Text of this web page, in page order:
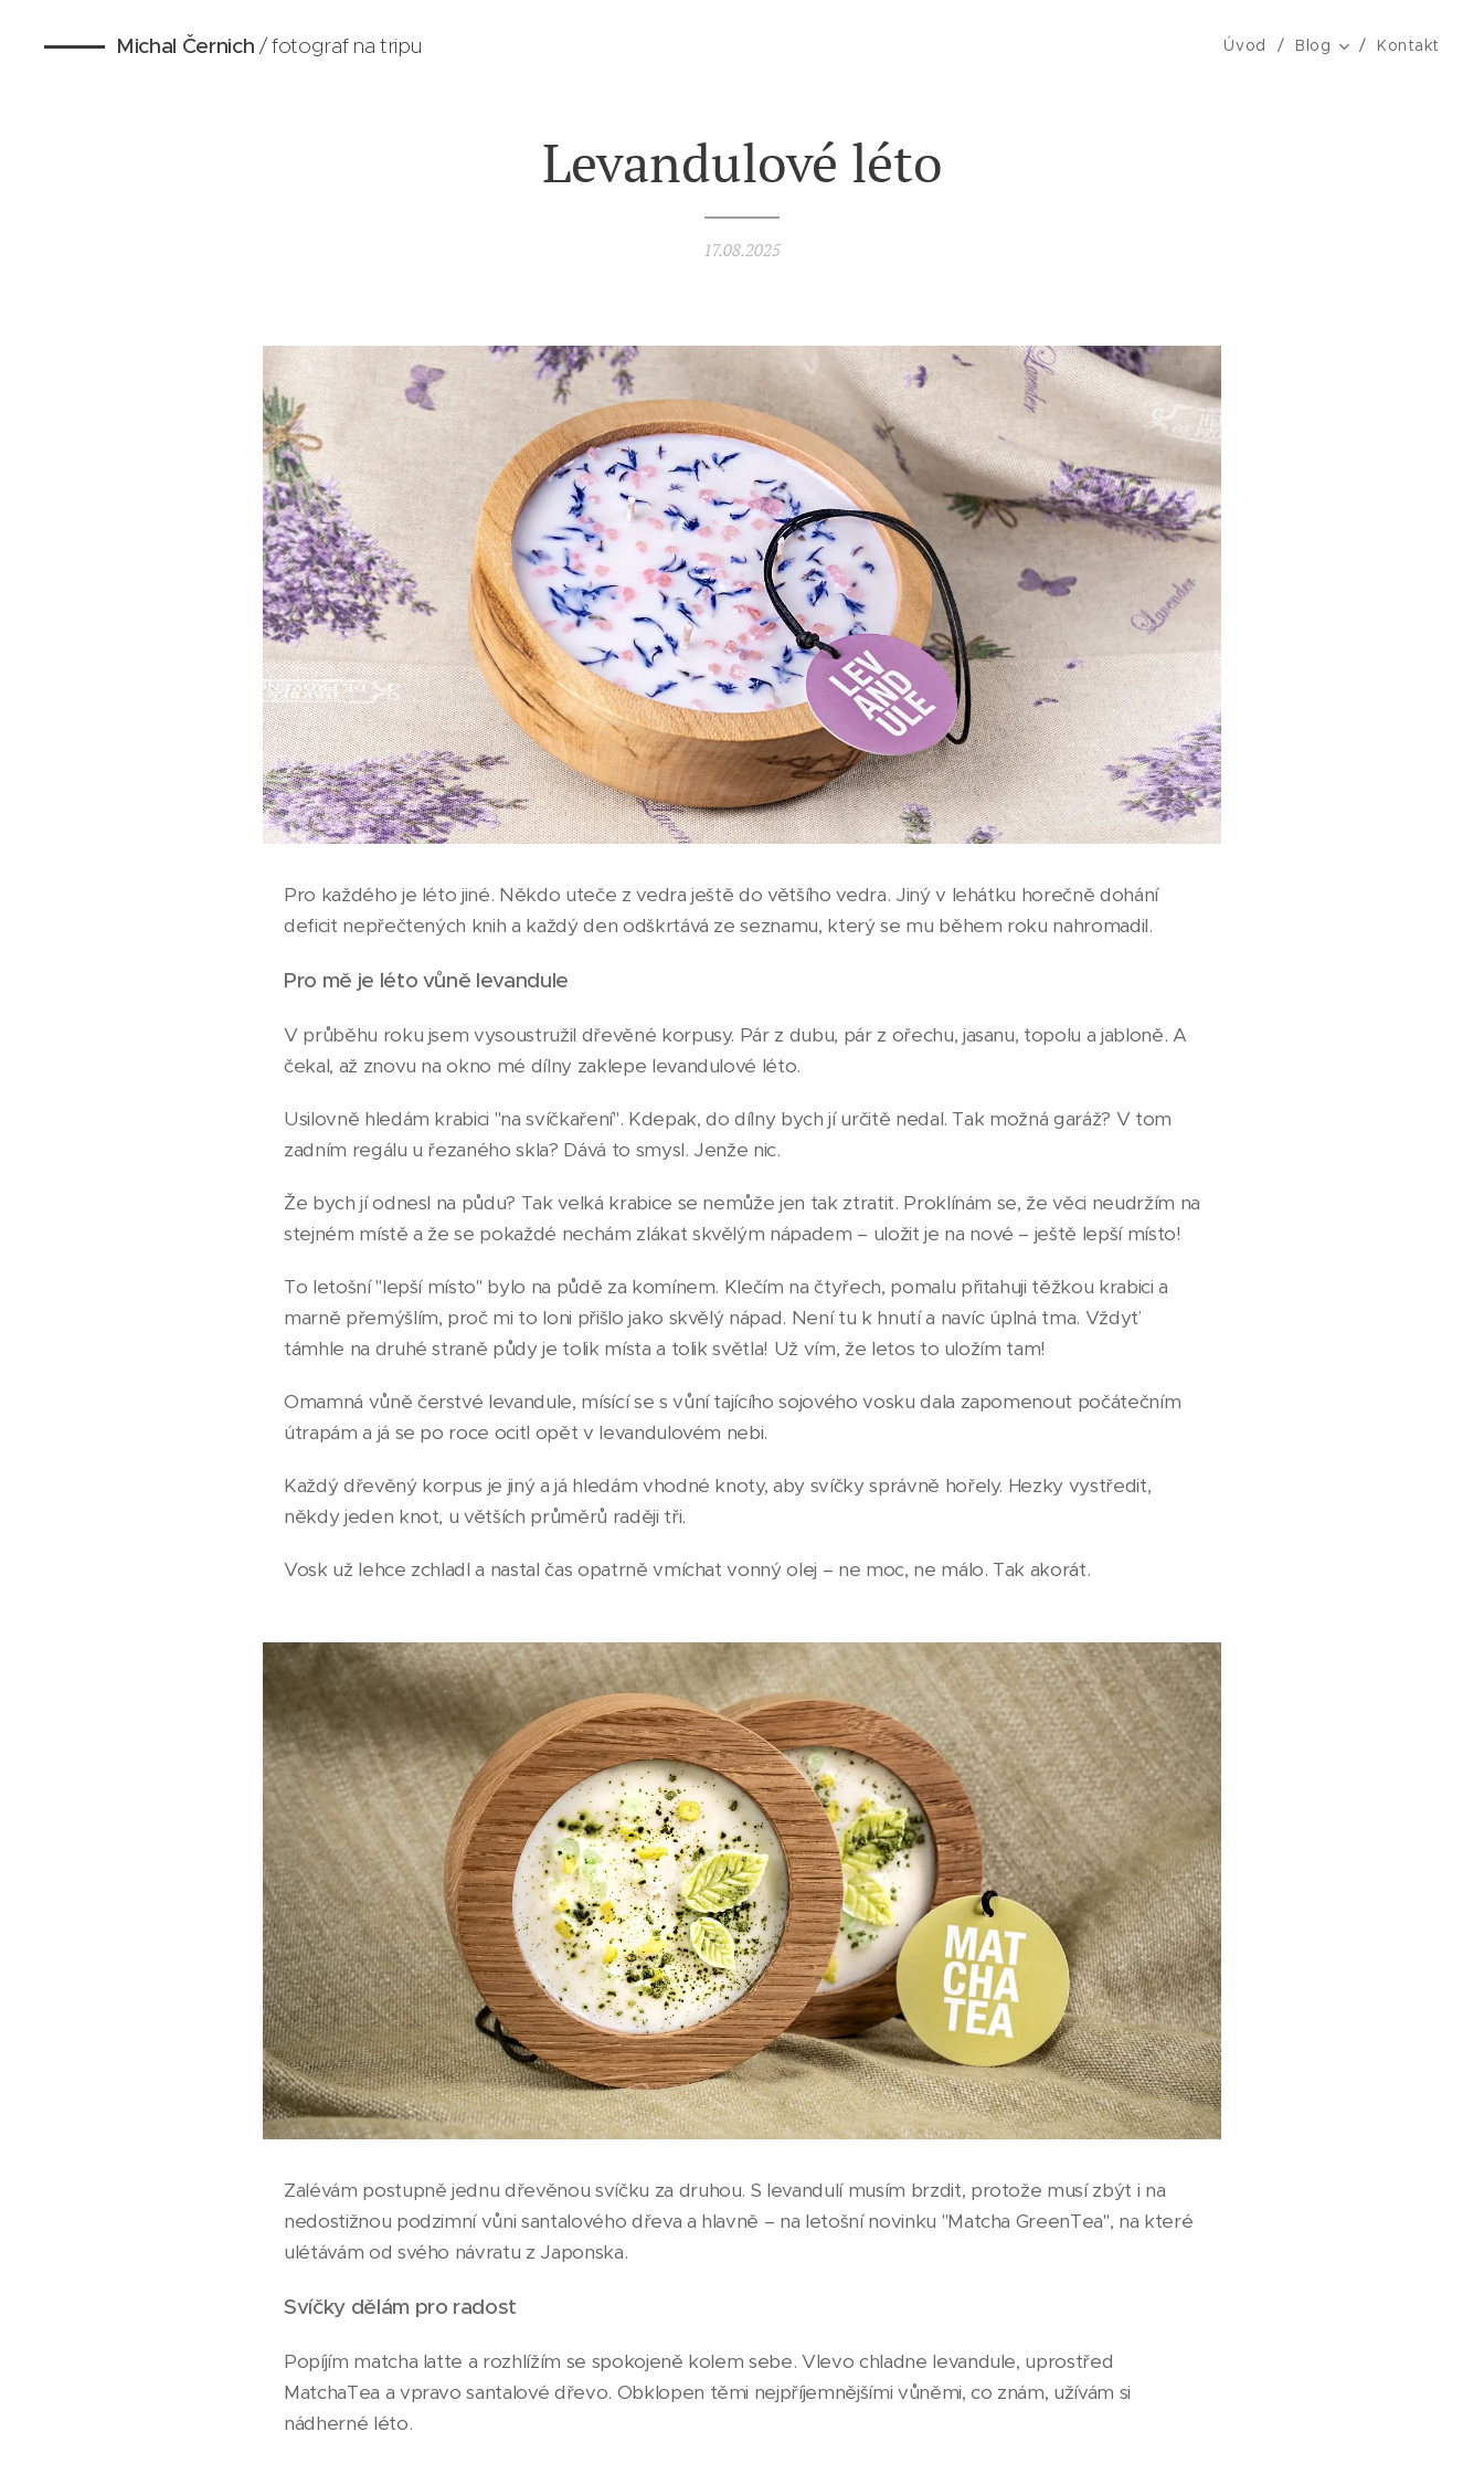
Michal Černich / fotograf na tripu Úvod Blog Kontakt
Levandulové léto
17.08.2025
Pro každého je léto jiné. Někdo uteče z vedra ještě do většího vedra. Jiný v lehátku horečně dohání
deficit nepřečtených knih a každý den odškrtává ze seznamu, který se mu během roku nahromadil.
Pro mě je léto vůně levandule
V průběhu roku jsem vysoustružil dřevěné korpusy. Pár z dubu, pár z ořechu, jasanu, topolu a jabloně. A
čekal, až znovu na okno mé dílny zaklepe levandulové léto.
Usilovně hledám krabici "na svíčkaření". Kdepak, do dílny bych jí určitě nedal. Tak možná garáž? V tom
zadním regálu u řezaného skla? Dává to smysl. Jenže nic.
Že bych jí odnesl na půdu? Tak velká krabice se nemůže jen tak ztratit. Proklínám se, že věci neudržím na
stejném místě a že se pokaždé nechám zlákat skvělým nápadem – uložit je na nové – ještě lepší místo!
To letošní "lepší místo" bylo na půdě za komínem. Klečím na čtyřech, pomalu přitahuji těžkou krabici a
marně přemýšlím, proč mi to loni přišlo jako skvělý nápad. Není tu k hnutí a navíc úplná tma. Vždyť
támhle na druhé straně půdy je tolik místa a tolik světla! Už vím, že letos to uložím tam!
Omamná vůně čerstvé levandule, mísící se s vůní tajícího sojového vosku dala zapomenout počátečním
útrapám a já se po roce ocitl opět v levandulovém nebi.
Každý dřevěný korpus je jiný a já hledám vhodné knoty, aby svíčky správně hořely. Hezky vystředit,
někdy jeden knot, u větších průměrů raději tři.
Vosk už lehce zchladl a nastal čas opatrně vmíchat vonný olej – ne moc, ne málo. Tak akorát.
Zalévám postupně jednu dřevěnou svíčku za druhou. S levandulí musím brzdit, protože musí zbýt i na
nedostižnou podzimní vůni santalového dřeva a hlavně – na letošní novinku "Matcha GreenTea", na které
ulétávám od svého návratu z Japonska.
Svíčky dělám pro radost
Popíjím matcha latte a rozhlížím se spokojeně kolem sebe. Vlevo chladne levandule, uprostřed
MatchaTea a vpravo santalové dřevo. Obklopen těmi nejpříjemnějšími vůněmi, co znám, užívám si
nádherné léto.